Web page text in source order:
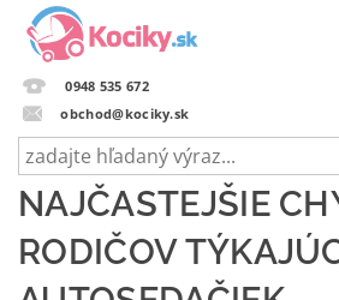
0948 535 672
obchod@kociky.sk
NAJČASTEJŠIE
RODIČOV